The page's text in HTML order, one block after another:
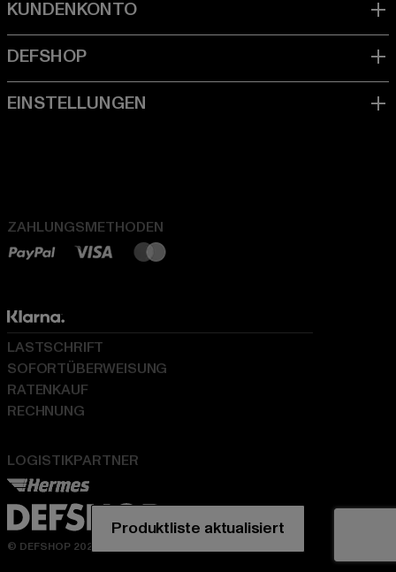
ZAHLUNGSMETHODEN
LOGISTIKPARTNER
LASTSCHRIFT
SOFORTÜBERWEISUNG
RATENKAUF
RECHNUNG
© DEFSHOP 2026. Alle Rechte vorbehalten
Produktliste aktualisiert